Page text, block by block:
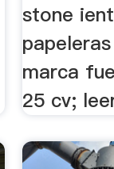
stone
marca
25 cv;